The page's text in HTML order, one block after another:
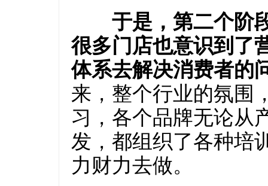
于是，第二个阶
很多门店也意识到了
体系去解决消费者的
来，整个行业的氛围
习，各个品牌无论从
发，都组织了各种培
力财力去做。